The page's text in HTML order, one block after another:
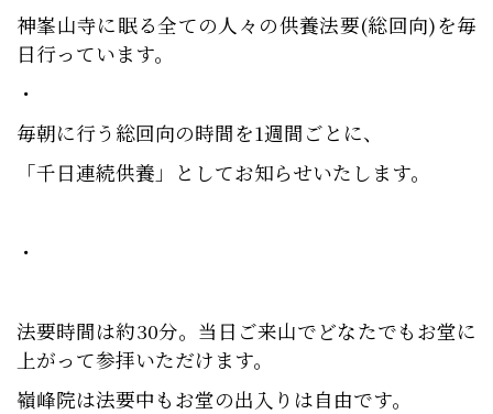
神峯山寺に眠る全ての人々の供養法要(総回向)を毎
日行っています。
・
毎朝に行う総回向の時間を1週間ごとに、
「千日連続供養」としてお知らせいたします。
・
法要時間は約30分。当日ご来山でどなたでもお堂に
上がって参拝いただけます。
嶺峰院は法要中もお堂の出入りは自由です。